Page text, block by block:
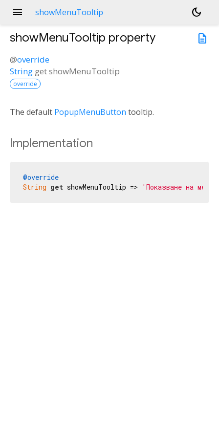
menu showMenuTooltip
dark_mode
description
showMenuTooltip property
@override
String getshowMenuTooltip
override
The default PopupMenuButton tooltip.
Implementation
@override
String get showMenuTooltip => 'Показване на